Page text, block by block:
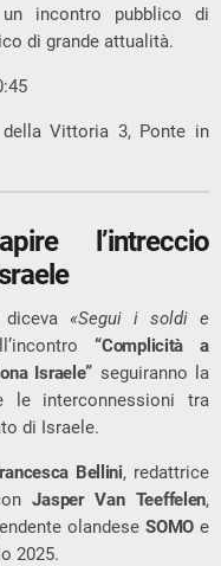
incontro pubblico di
di grande attualità.
Vittoria 3, Ponte in
l’intreccio
«Segui i soldi e
“Complicità a
Israele” seguiranno la
le interconnessioni tra
di Israele.
Bellini, redattrice
Jasper Van Teeffelen,
olandeseSOMO e
2025.